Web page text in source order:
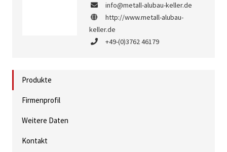
info@metall-alubau-keller.de
http://www.metall-alubau-
keller.de
+49-(0)3762 46179
Produkte
Firmenprofil
Weitere Daten
Kontakt